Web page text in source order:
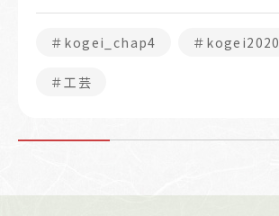
＃kogei_chap4 ＃kogei2020
＃工芸